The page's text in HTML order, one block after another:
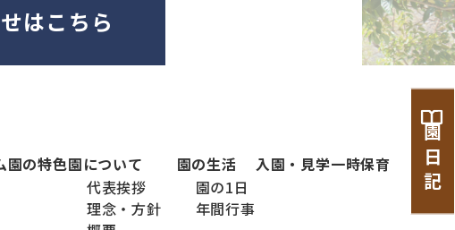
園 日 記
はこちら
園の特色園について
代表挨拶
理念・方針
園の生活
園の1日
年間行事
入園・見学一時保育